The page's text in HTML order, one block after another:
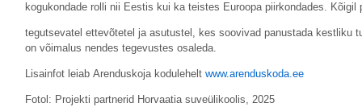
kogukondade rolli nii Eestis kui ka teistes Euroopa piirkondades. Kõigil
tegutsevatel ettevõtetel ja asutustel, kes soovivad panustada kestliku
on võimalus nendes tegevustes osaleda.
Lisainfot leiab Arenduskoja koduleheltwww.arenduskoda.ee
Fotol: Projekti partnerid Horvaatia suveülikoolis, 2025